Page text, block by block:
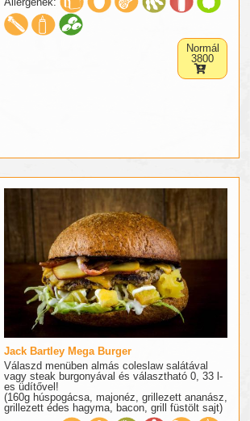
Normál
3800
Jack Bartley Mega Burger
Válaszd menüben almás coleslaw salátával
vagy steak burgonyával és választható 0, 33 l-
es üdítővel!
(160g húspogácsa, majonéz, grillezett ananász,
grillezett édes hagyma, bacon, grill füstölt sajt)